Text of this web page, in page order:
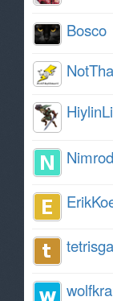
Bosco
Nimrod